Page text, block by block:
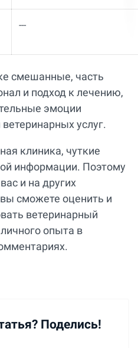
---
смешанные, часть
и подход к лечению,
эмоции
услуг.
клиника, чуткие
информации. Поэтому
и на других
вы сможете оценить и
ветеринарный
опыта в
Поделись!